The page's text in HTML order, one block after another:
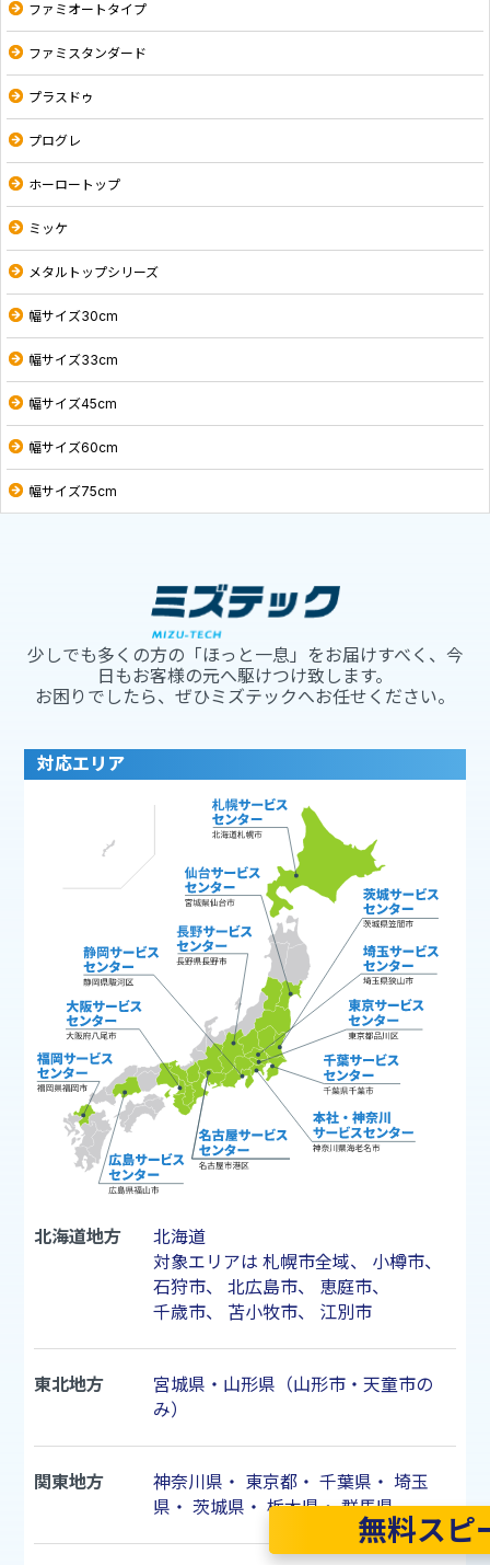
ファミオートタイプ
ファミスタンダード
プラスドゥ
プログレ
ホーロートップ
ミッケ
メタルトップシリーズ
幅サイズ30cm
幅サイズ33cm
幅サイズ45cm
幅サイズ60cm
幅サイズ75cm
少しでも多くの方の「ほっと一息」をお届けすべく、今
日もお客様の元へ駆けつけ致します。
お困りでしたら、ぜひミズテックへお任せください。
対応エリア
北海道地方
北海道
対象エリアは 札幌市全域、 小樽市、
石狩市、 北広島市、 恵庭市、
千歳市、 苫小牧市、 江別市
東北地方
宮城県・山形県（山形市・天童市の
み）
関東地方 神奈川県 ・ 東京都・ 千葉県 ・ 埼玉
県 ・ 茨城県 ・ 栃木県・群馬県
無料スピ